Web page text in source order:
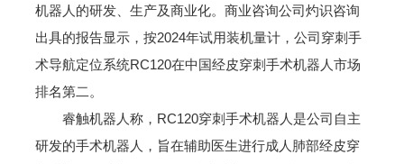
机器人的研发、生产及商业化。商业咨询公司灼识咨询
出具的报告显示，按2024年试用装机量计，公司穿刺手
术导航定位系统RC120在中国经皮穿刺手术机器人市场
排名第二。
睿触机器人称，RC120穿刺手术机器人是公司自主
研发的手术机器人，旨在辅助医生进行成人肺部经皮穿